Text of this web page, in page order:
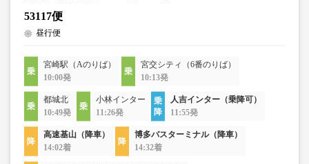
53117便
昼行便
宮崎駅（Aのりば）
10:00発
宮交シティ（6番のりば）
10:13発
都城北
10:49発
小林インター
11:26発
人吉インター（乗降可）
11:55発
高速基山（降車）
14:02着
博多バスターミナル（降車）
14:32着